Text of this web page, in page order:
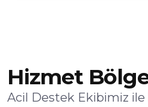
Hizmet
Acil Destek Ekibimiz ile